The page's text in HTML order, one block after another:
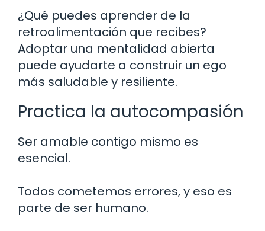
¿Qué puedes aprender de la
retroalimentación que recibes?
Adoptar una mentalidad abierta
puede ayudarte a construir un ego
más saludable y resiliente.
Practica la autocompasión
Ser amable contigo mismo es
esencial.
Todos cometemos errores, y eso es
parte de ser humano.